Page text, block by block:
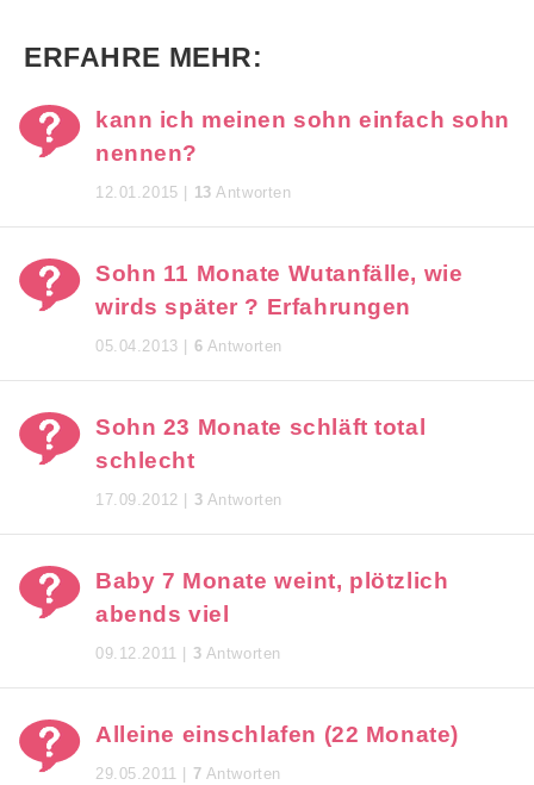
ERFAHRE MEHR:
kann ich meinen sohn einfach sohn
nennen?
12.01.2015 | 13 Antworten
Sohn 11 Monate Wutanfälle, wie
wirds später ? Erfahrungen
05.04.2013 | 6 Antworten
Sohn 23 Monate schläft total
schlecht
17.09.2012 | 3 Antworten
Baby 7 Monate weint, plötzlich
abends viel
09.12.2011 | 3 Antworten
Alleine einschlafen (22 Monate)
29.05.2011 | 7 Antworten